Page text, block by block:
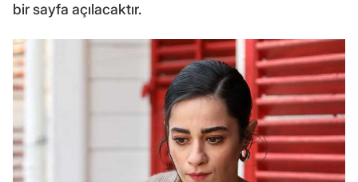
bir sayfa açılacaktır.